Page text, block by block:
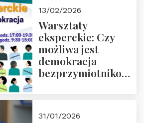
13/02/2026
Warsztaty
eksperckie: Czy
możliwa jest
demokracja
bezprzymiotnikowa?
31/01/2026